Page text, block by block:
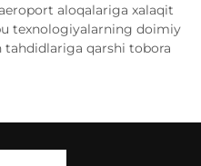
aloqalariga xalaqit
texnologiyalarning doimiy
qarshi tobora